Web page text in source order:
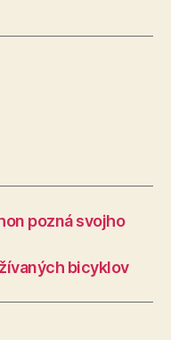
pozná svojho
bicyklov